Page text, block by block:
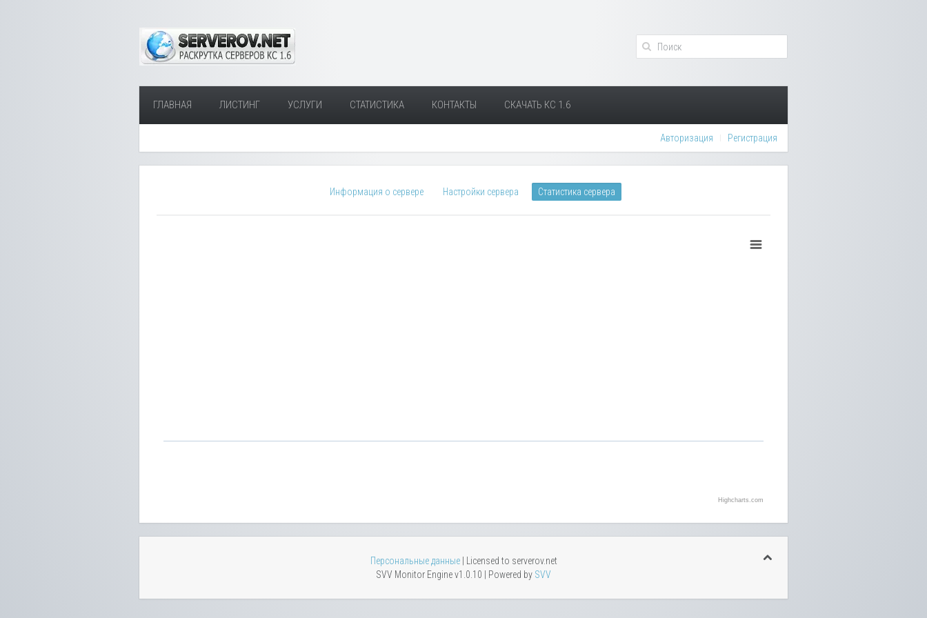
ГЛАВНАЯ ЛИСТИНГ УСЛУГИ СТАТИСТИКА КОНТАКТЫ СКАЧАТЬ КС 1.6
Авторизация Регистрация
Информация о сервере Настройки сервера Статистика сервера
Highcharts.com
Персональные данные| Licensed to serverov.net
SVV Monitor Engine v1.0.10 | Powered by SVV